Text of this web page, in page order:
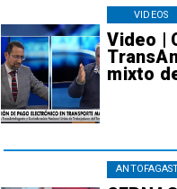
Video |
mixto
VIDEOS